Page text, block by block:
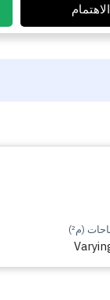
(م²)